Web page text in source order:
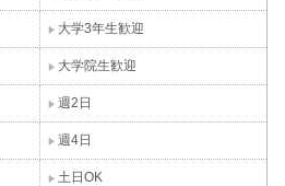
大学3年生歓迎
大学院生歓迎
週2日
週4日
土日OK